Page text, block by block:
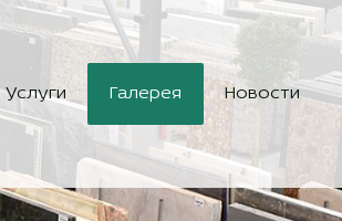
Услуги Галерея Новости